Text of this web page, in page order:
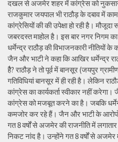
दखल से अजमेर शहर में कांग्रेस को नुकसान
राजकुमार जयपाल भी राठौड़ के दबाव में
कांग्रेसियों की की उपेक्षा हो रही है।
जबरदस्त माहोल है। इस बार नगर निगम
धर्मेन्द्र राठौड़ की विभाजनकारी नीतियों के
जैन और भाटी ने कहा कि आखिर धर्मेन्द्र
हैै? राठौड़ ने तो पूर्व में बानसूर (जयपुर
गतिविधियां बानसूर में ही रही है। लेकिन
कांग्रेस का कार्यकर्ता स्वीकार नहीं
कांग्रेस को मजबूत करने का है। जबकि
कमजोर कर रहे हैं। जैन और भाटी के आरोपों
गत 8 वर्षों से अजमेर की राजनीति में
निकट नांद है। उन्होंने गत 8 वर्षों से